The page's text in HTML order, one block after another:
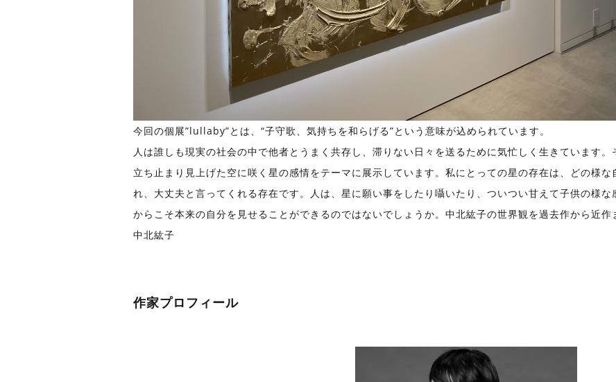
今回の個展”lullaby”とは、“子守歌、気持ちを和らげる”という意味が込められています。
人は誰しも現実の社会の中で他者とうまく共存し、滞りない日々を送るために気忙しく生きています
立ち止まり見上げた空に咲く星の感情をテーマに展示しています。私にとっての星の存在は、どの様
れ、大丈夫と言ってくれる存在です。人は、星に願い事をしたり囁いたり、ついつい甘えて子供の様
からこそ本来の自分を見せることができるのではないでしょうか。中北紘子の世界観を過去作から近作
中北紘子
作家プロフィール